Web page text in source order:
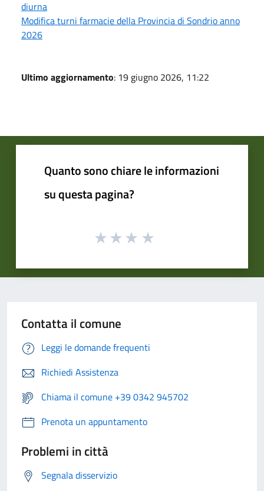
diurna
Modifica turni farmacie della Provincia di Sondrio anno
2026
Ultimo aggiornamento: 19 giugno 2026, 11:22
Quanto sono chiare le informazioni
su questa pagina?
Contatta il comune
Leggi le domande frequenti
Richiedi Assistenza
Chiama il comune +39 0342 945702
Prenota un appuntamento
Problemi in città
Segnala disservizio